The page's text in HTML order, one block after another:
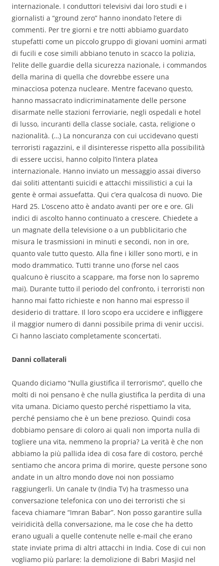
internazionale. I conduttori televisivi dai loro studi e i
giornalisti a “ground zero” hanno inondato l’etere di
commenti. Per tre giorni e tre notti abbiamo guardato
stupefatti come un piccolo gruppo di giovani uomini armati
di fucili e cose simili abbiano tenuto in scacco la polizia,
l’elite delle guardie della sicurezza nazionale, i commandos
della marina di quella che dovrebbe essere una
minacciosa potenza nucleare. Mentre facevano questo,
hanno massacrato indicriminatamente delle persone
disarmate nelle stazioni ferroviarie, negli ospedali e hotel
di lusso, incuranti della classe sociale, casta, religione o
nazionalità. (…) La noncuranza con cui uccidevano questi
terroristi ragazzini, e il disinteresse rispetto alla possibilità
di essere uccisi, hanno colpito l’intera platea
internazionale. Hanno inviato un messaggio assai diverso
dai soliti attentanti suicidi e attacchi missilistici a cui la
gente è ormai assuefatta. Qui c’era qualcosa di nuovo. Die
Hard 25. L’osceno atto è andato avanti per ore e ore. Gli
indici di ascolto hanno continuato a crescere. Chiedete a
un magnate della televisione o a un pubblicitario che
misura le trasmissioni in minuti e secondi, non in ore,
quanto vale tutto questo. Alla fine i killer sono morti, e in
modo drammatico. Tutti tranne uno (forse nel caos
qualcuno è riuscito a scappare, ma forse non lo sapremo
mai). Durante tutto il periodo del confronto, i terroristi non
hanno mai fatto richieste e non hanno mai espresso il
desiderio di trattare. Il loro scopo era uccidere e infliggere
il maggior numero di danni possibile prima di venir uccisi.
Ci hanno lasciato completamente sconcertati.
Danni collaterali
Quando diciamo “Nulla giustifica il terrorismo”, quello che
molti di noi pensano è che nulla giustifica la perdita di una
vita umana. Diciamo questo perché rispettiamo la vita,
perché pensiamo che è un bene prezioso. Quindi cosa
dobbiamo pensare di coloro ai quali non importa nulla di
togliere una vita, nemmeno la propria? La verità è che non
abbiamo la più pallida idea di cosa fare di costoro, perché
sentiamo che ancora prima di morire, queste persone sono
andate in un altro mondo dove noi non possiamo
raggiungerli. Un canale tv (India Tv) ha trasmesso una
conversazione telefonica con uno dei terroristi che si
faceva chiamare “Imran Babar”. Non posso garantire sulla
veiridicità della conversazione, ma le cose che ha detto
erano uguali a quelle contenute nelle e-mail che erano
state inviate prima di altri attacchi in India. Cose di cui non
vogliamo più parlare: la demolizione di Babri Masjid nel